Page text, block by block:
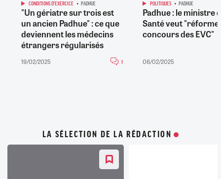
CONDITIONS D'EXERCICE PADHUE
"Un gériatre sur trois est
un ancien Padhue" : ce que
deviennent les médecins
étrangers régularisés
19/02/2025 3
POLITIQUES PADHUE
Padhue : le ministre
Santé veut
concours des EVC"
06/02/2025
LA SÉLECTION DE LA RÉDACTION